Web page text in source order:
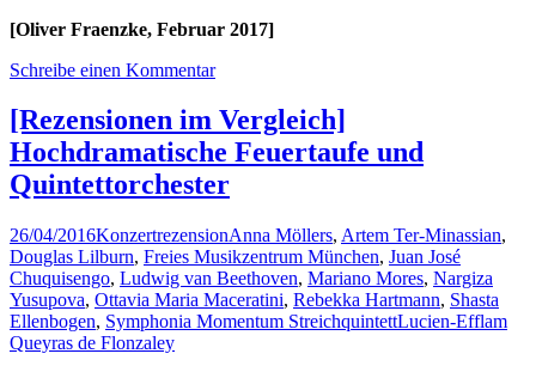
[Oliver Fraenzke, Februar 2017]
Schreibe einen Kommentar
[Rezensionen im Vergleich]
Hochdramatische Feuertaufe und
Quintettorchester
26/04/2016KonzertrezensionAnna Möllers, Artem Ter-Minassian,
Douglas Lilburn, Freies Musikzentrum München, Juan José
Chuquisengo, Ludwig van Beethoven, Mariano Mores, Nargiza
Yusupova, Ottavia Maria Maceratini, Rebekka Hartmann, Shasta
Ellenbogen, Symphonia Momentum StreichquintettLucien-Efflam
Queyras de Flonzaley